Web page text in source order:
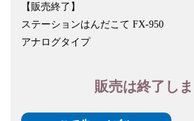
【販売終了】
ステーションはんだこて FX-950
アナログタイプ
販売は終了し